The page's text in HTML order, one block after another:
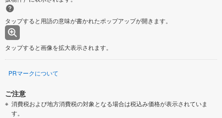
タップすると用語の意味が書かれたポップアップが開きます。
タップすると画像を拡大表示されます。
PRマークについて
ご注意
消費税および地方消費税の対象となる場合は税込み価格が表示されていま
す。